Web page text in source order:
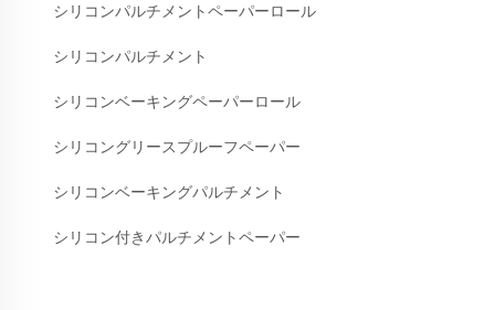
シリコンパルチメントペーパーロール
シリコンパルチメント
シリコンベーキングペーパーロール
シリコングリースプルーフペーパー
シリコンベーキングパルチメント
シリコン付きパルチメントペーパー